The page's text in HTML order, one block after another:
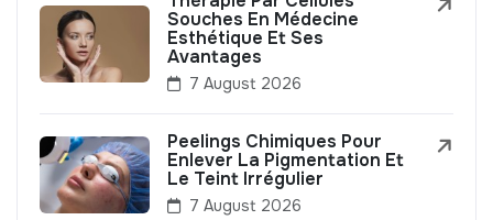
Souches En Médecine
Esthétique Et Ses
Avantages
7 August 2026
Peelings Chimiques Pour
Enlever La Pigmentation Et
Le Teint Irrégulier
7 August 2026